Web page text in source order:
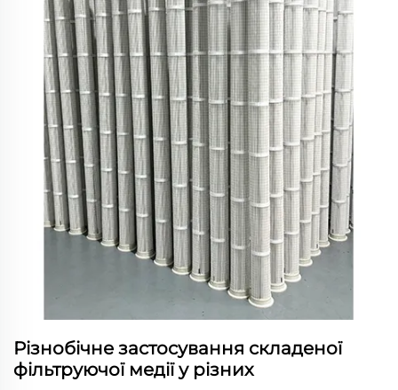
Різнобічне застосування складеної
фільтруючої медії у різних